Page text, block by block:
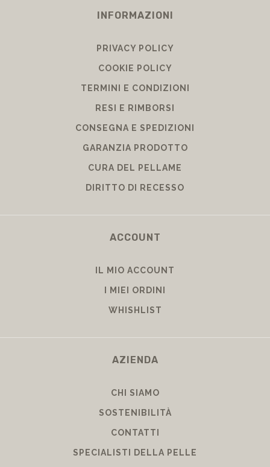
INFORMAZIONI
PRIVACY POLICY
COOKIE POLICY
TERMINI E CONDIZIONI
RESI E RIMBORSI
CONSEGNA E SPEDIZIONI
GARANZIA PRODOTTO
CURA DEL PELLAME
DIRITTO DI RECESSO
ACCOUNT
IL MIO ACCOUNT
I MIEI ORDINI
WHISHLIST
AZIENDA
CHI SIAMO
SOSTENIBILITÀ
CONTATTI
SPECIALISTI DELLA PELLE